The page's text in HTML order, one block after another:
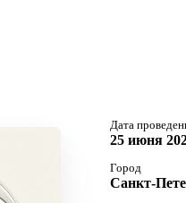
Дата
25 июня
Город
Санкт-